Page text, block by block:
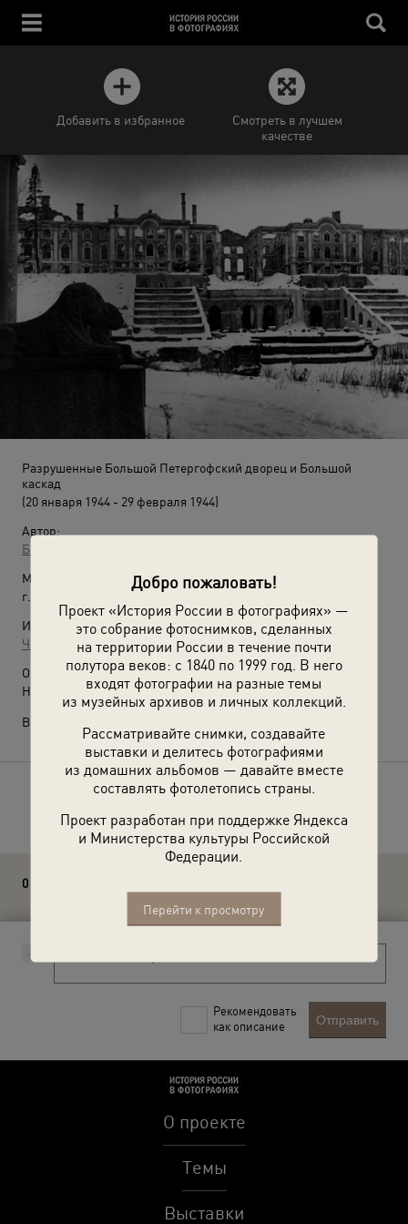
Добро пожаловать!
Проект «История России в фотографиях» —
это собрание фотоснимков, сделанных
на территории России в течение почти
полутора веков: с 1840 по 1999 год. В него
входят фотографии на разные темы
из музейных архивов и личных коллекций.
Рассматривайте снимки, создавайте
выставки и делитесь фотографиями
из домашних альбомов — давайте вместе
составлять фотолетопись страны.
Проект разработан при поддержке Яндекса
и Министерства культуры Российской
Федерации.
Перейти к просмотру
Добавить в избранное
Смотреть в лучшем
качестве
Разрушенные Большой Петергофский дворец и Большой
каскад
(20 января 1944 - 29 февраля 1944)
Автор:
Борис Кудояров
Место съемки:
г. Петродворец
Источники:
Частный архив
О фотографии:
Ныне Петергоф.
Выставка
Расскажите друзьям об этом фото
0 комментариев
Рекомендовать
как описание
Отправить
О проекте
Темы
Выставки